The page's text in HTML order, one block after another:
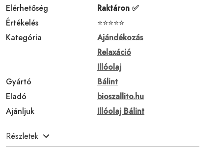
Elérhetőség
Raktáron ✅
Értékelés
⭐⭐⭐⭐⭐
Kategória
Ajándékozás
Relaxáció
Illóolaj
Gyártó
Bálint
Eladó
bioszallito.hu
Ajánljuk
Illóolaj Bálint
Részletek